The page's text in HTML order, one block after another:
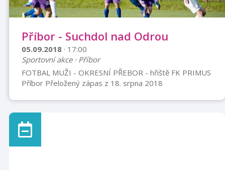
Příbor - Suchdol nad Odrou
05.09.2018 · 17:00
Sportovní akce · Příbor
FOTBAL MUŽI - OKRESNÍ PŘEBOR - hřiště FK PRIMUS
Příbor Přeložený zápas z 18. srpna 2018